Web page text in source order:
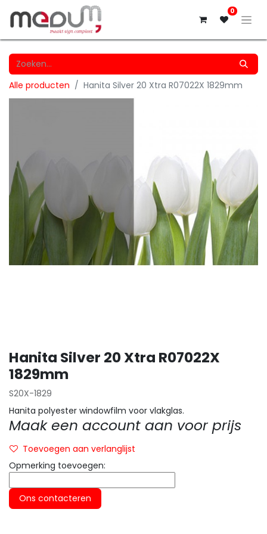
0
Alle producten Hanita Silver 20 Xtra R07022X 1829mm
Hanita Silver 20 Xtra R07022X
1829mm
S20X-1829
Hanita polyester windowfilm voor vlakglas.
Maak een account aan voor prijs
Toevoegen aan verlanglijst
Opmerking toevoegen:
Ons contacteren